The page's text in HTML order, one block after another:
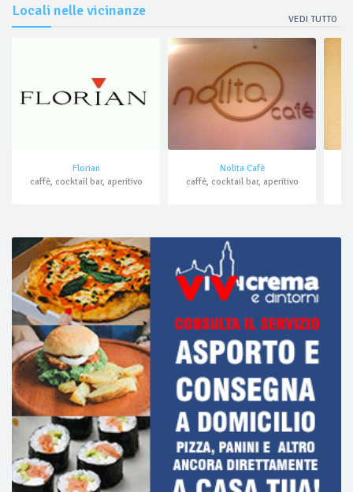
Locali nelle vicinanze
VEDI TUTTO
Florian
caffè, cocktail bar, aperitivo
Nolita Cafè
caffè, cocktail bar, aperitivo